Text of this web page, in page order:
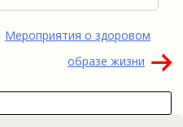
Мероприятия о здоровом
образе жизни